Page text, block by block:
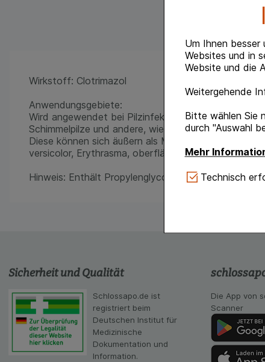
Um Ihnen besser
Websites und in
Website und die
Weitergehende
Bitte wählen Sie
durch "Auswahl
Mehr
Technisch
verzichtet werden
gestalten,
unserer
Inhalt auf
gestalten. Bitte
Medien
Technisch
Wirkstoff: Clotrimazol
Anwendungsgebiete:
Wird angewendet bei Pilzinfektionen der Haut
Schimmelpilze und andere, wie Malassezia furfur
Diese können sich äußern als Mykosen der Füße,
versicolor, Erythrasma, oberflächliche Candidosen.
Hinweis: Enthält Propylenglycol.
Sicherheit und Qualität
Schlossapo.de ist
registriert beim
Deutschen Institut für
Medizinische
Dokumentation und
Information.
Die App von
Scanner